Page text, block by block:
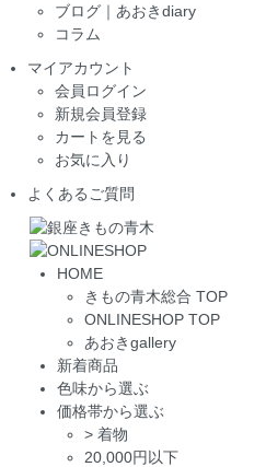
ブログ｜あおきdiary
コラム
マイアカウント
会員ログイン
新規会員登録
カートを見る
お気に入り
よくあるご質問
HOME
きもの青木総合 TOP
ONLINESHOP TOP
あおきgallery
新着商品
色味から選ぶ
価格帯から選ぶ
> 着物
20,000円以下